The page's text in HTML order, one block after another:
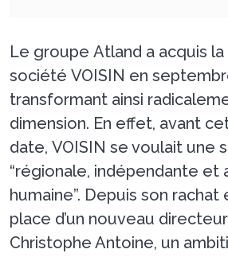
Le groupe Atland a acquis la
société VOISIN en
transformant ainsi
dimension. En effet, avant
date, VOISIN se voulait une
“régionale, indépendante et
humaine”. Depuis son rachat
place d’un nouveau
Christophe Antoine, un